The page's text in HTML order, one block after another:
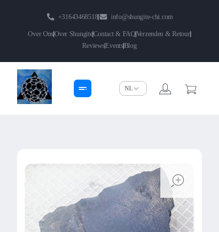
+31643468518 info@shungite-chi.com
Over OnsOver ShungiteContact & FAQVerzenden & Retour
ReviewsEventsBlog